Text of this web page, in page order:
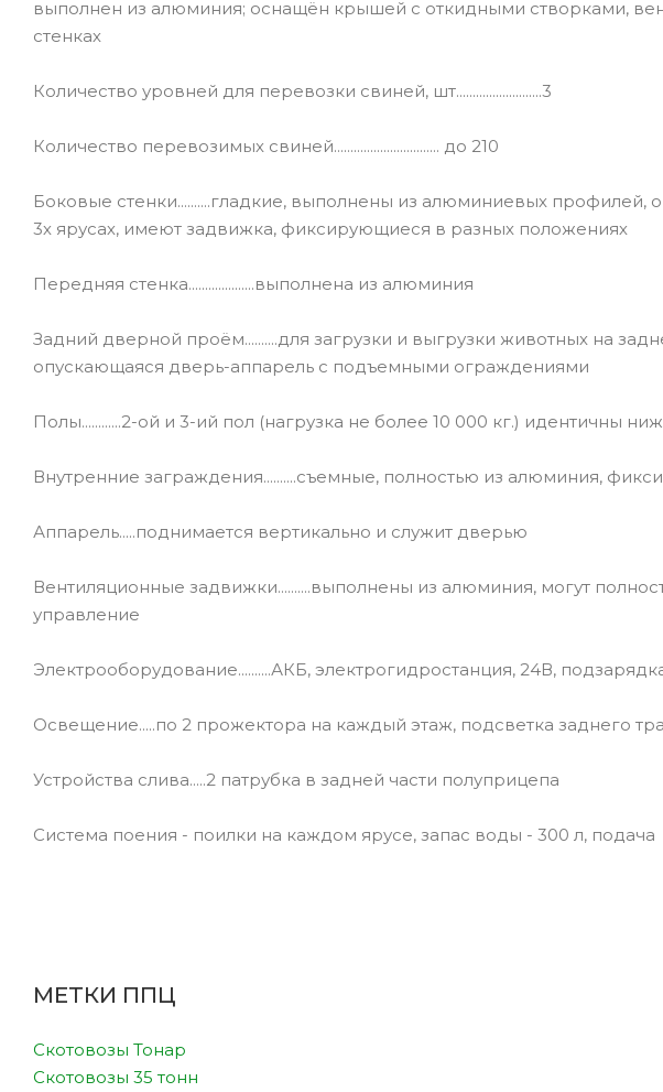
выполнен из алюминия; оснащён крышей с откидными створками,
стенках
Количество уровней для перевозки свиней, шт..........................3
Количество перевозимых свиней................................ до 210
Боковые стенки..........гладкие, выполнены из алюминиевых профилей,
3х ярусах, имеют задвижка, фиксирующиеся в разных положениях
Передняя стенка....................выполнена из алюминия
Задний дверной проём..........для загрузки и выгрузки животных на
опускающаяся дверь-аппарель с подъемными ограждениями
Полы............2-ой и 3-ий пол (нагрузка не более 10 000 кг.) идентичны
Внутренние заграждения..........съемные, полностью из алюминия,
Аппарель.....поднимается вертикально и служит дверью
Вентиляционные задвижки..........выполнены из алюминия, могут
управление
Электрооборудование..........АКБ, электрогидростанция, 24В,
Освещение.....по 2 прожектора на каждый этаж, подсветка заднего
Устройства слива.....2 патрубка в задней части полуприцепа
Система поения - поилки на каждом ярусе, запас воды - 300 л, подача
МЕТКИ ППЦ
Скотовозы Тонар
Скотовозы 35 тонн